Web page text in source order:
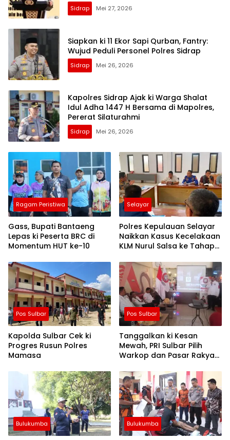
Sidrap Mei 27, 2026
Siapkan ki 11 Ekor Sapi Qurban, Fantry:
Wujud Peduli Personel Polres Sidrap
Sidrap Mei 26, 2026
Kapolres Sidrap Ajak ki Warga Shalat
Idul Adha 1447 H Bersama di Mapolres,
Pererat Silaturahmi
Sidrap Mei 26, 2026
Ragam Peristiwa
Gass, Bupati Bantaeng
Lepas ki Peserta BRC di
Momentum HUT ke-10
Selayar
Polres Kepulauan Selayar
Naikkan Kasus Kecelakaan
KLM Nurul Salsa ke Tahap
Pos Sulbar
Kapolda Sulbar Cek ki
Progres Rusun Polres
Mamasa
Pos Sulbar
Tanggalkan ki Kesan
Mewah, PRI Sulbar Pilih
Warkop dan Pasar Rakyat
Bulukumba Bulukumba